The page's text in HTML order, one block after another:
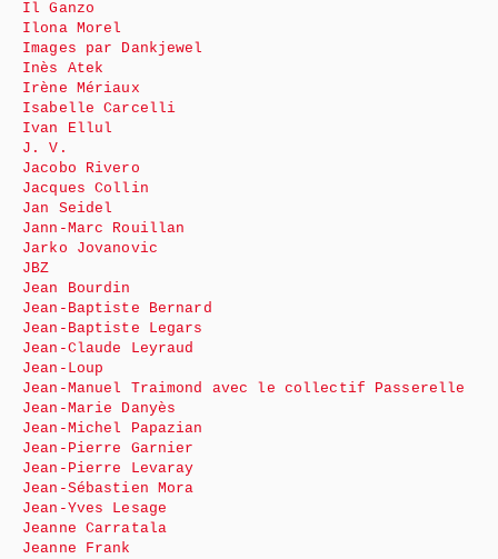
Il Ganzo
Ilona Morel
Images par Dankjewel
Inès Atek
Irène Mériaux
Isabelle Carcelli
Ivan Ellul
J. V.
Jacobo Rivero
Jacques Collin
Jan Seidel
Jann-Marc Rouillan
Jarko Jovanovic
JBZ
Jean Bourdin
Jean-Baptiste Bernard
Jean-Baptiste Legars
Jean-Claude Leyraud
Jean-Loup
Jean-Manuel Traimond avec le collectif Passerelle
Jean-Marie Danyès
Jean-Michel Papazian
Jean-Pierre Garnier
Jean-Pierre Levaray
Jean-Sébastien Mora
Jean-Yves Lesage
Jeanne Carratala
Jeanne Frank